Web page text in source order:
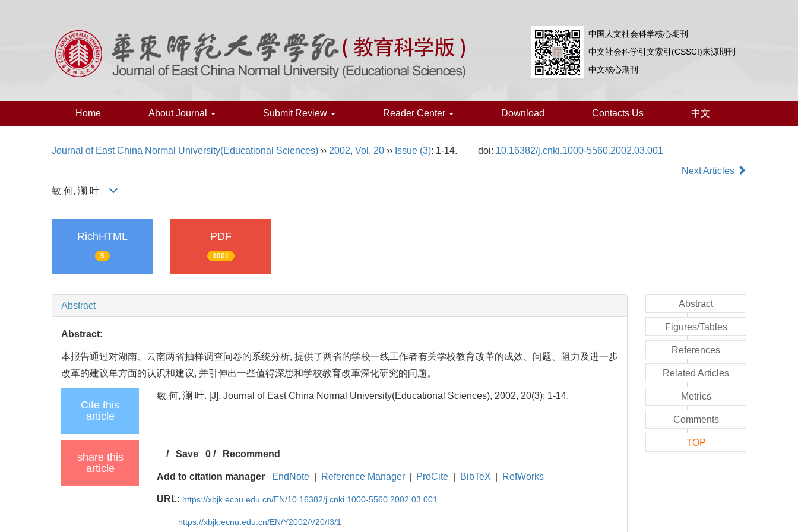
中国人文社会科学核心期刊
中文社会科学引文索引(CSSCI)来源期刊
中文核心期刊
Home About Journal Submit Review Reader Center Download Contacts Us 中文
Journal of East China Normal University(Educational Sciences) ›› 2002, Vol. 20 ›› Issue (3): 1-14. doi: 10.16382/j.cnki.1000-5560.2002.03.001
Next Articles
敏 何, 澜 叶
RichHTML
5
PDF
1001
Abstract
Abstract:
本报告通过对湖南、云南两省抽样调查问卷的系统分析, 提供了两省的学校一线工作者有关学校教育改革的成效、问题、阻力及进一步
改革的建议单方面的认识和建议, 并引伸出一些值得深思和学校教育改革深化研究的问题。
Cite this
article
敏 何, 澜 叶. [J]. Journal of East China Normal University(Educational Sciences), 2002, 20(3): 1-14.
share this
article
/Save 0 / Recommend
Add to citation manager EndNote Reference Manager ProCite BibTeX RefWorks
URL: https://xbjk.ecnu.edu.cn/EN/10.16382/j.cnki.1000-5560.2002.03.001
https://xbjk.ecnu.edu.cn/EN/Y2002/V20/I3/1
Abstract
Figures/Tables
References
Related Articles
Metrics
Comments
TOP